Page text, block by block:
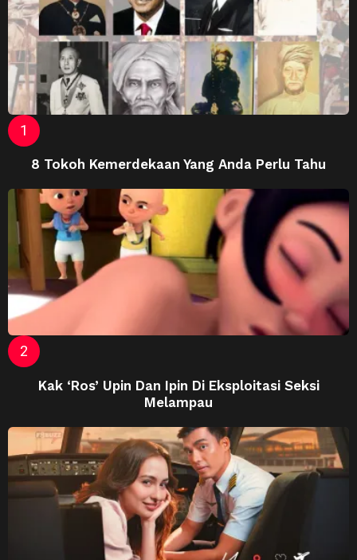
8 Tokoh Kemerdekaan Yang Anda Perlu Tahu
Kak ‘Ros’ Upin Dan Ipin Di Eksploitasi Seksi
Melampau